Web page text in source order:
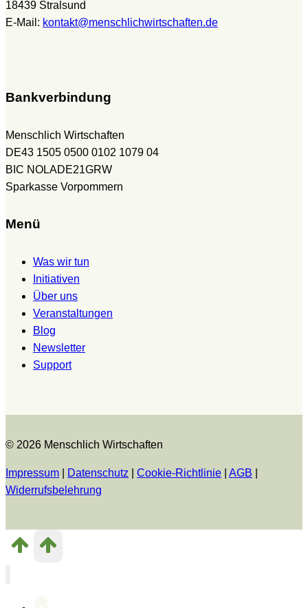
18439 Stralsund
E-Mail: kontakt@menschlichwirtschaften.de
Bankverbindung
Menschlich Wirtschaften
DE43 1505 0500 0102 1079 04
BIC NOLADE21GRW
Sparkasse Vorpommern
Menü
Was wir tun
Initiativen
Über uns
Veranstaltungen
Blog
Newsletter
Support
© 2026 Menschlich Wirtschaften
Impressum Datenschutz Cookie-Richtlinie AGB
Widerrufsbelehrung